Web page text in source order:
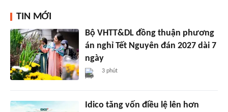
TIN MỚI
Bộ VHTT&DL đồng thuận phương
án nghỉ Tết Nguyên đán 2027 dài 7
ngày
3 phút
Idico tăng vốn điều lệ lên hơn